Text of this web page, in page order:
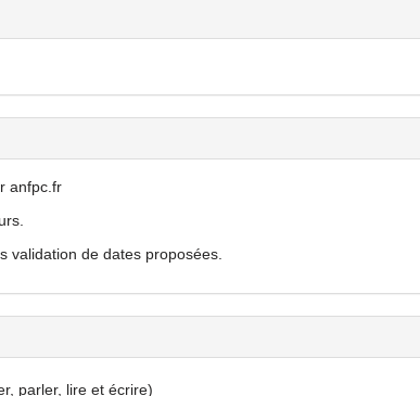
anfpc.fr
validation de dates proposées.
parler, lire et écrire)